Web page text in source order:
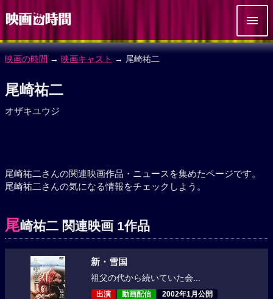
映画の時間 → 映画キャスト → 尾崎祐二
尾崎祐二
オザキユウジ
尾崎祐二さんの関連映画作品・ニュースを集めたページです。
尾崎祐二さんの気になる情報をチェックしよう。
尾崎祐二 関連映画 1作品
新・雪国
祖父の代から続いていた会...
出演 動画配信 2002年1月公開